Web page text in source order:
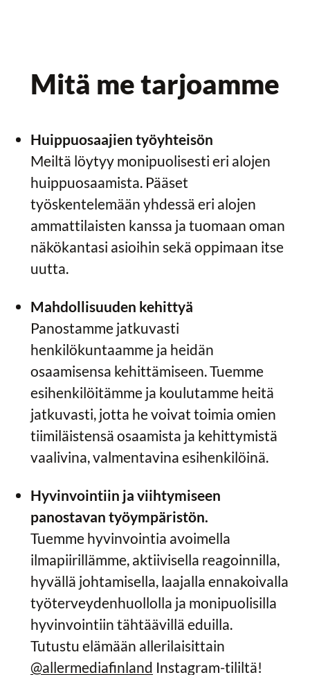
Mitä me tarjoamme
Huippuosaajien työyhteisön
Meiltä löytyy monipuolisesti eri alojen
huippuosaamista. Pääset
työskentelemään yhdessä eri alojen
ammattilaisten kanssa ja tuomaan oman
näkökantasi asioihin sekä oppimaan itse
uutta.
Mahdollisuuden kehittyä
Panostamme jatkuvasti
henkilökuntaamme ja heidän
osaamisensa kehittämiseen. Tuemme
esihenkilöitämme ja koulutamme heitä
jatkuvasti, jotta he voivat toimia omien
tiimiläistensä osaamista ja kehittymistä
vaalivina, valmentavina esihenkilöinä.
Hyvinvointiin ja viihtymiseen
panostavan työympäristön.
Tuemme hyvinvointia avoimella
ilmapiirillämme, aktiivisella reagoinnilla,
hyvällä johtamisella, laajalla ennakoivalla
työterveydenhuollolla ja monipuolisilla
hyvinvointiin tähtäävillä eduilla.
Tutustu elämään allerilaisittain
@allermediafinland Instagram-tililtä!